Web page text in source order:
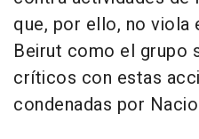
que, por ello, no viola
Beirut como el grupo
críticos con estas
condenadas por